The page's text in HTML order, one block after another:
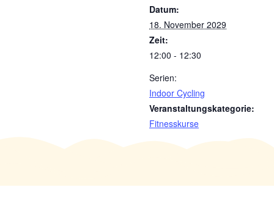
Datum:
18. November 2029
Zeit:
12:00 - 12:30
Serien:
Indoor Cycling
Veranstaltungskategorie:
Fitnesskurse